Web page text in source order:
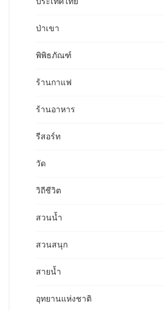
ป่าเขา
พิพิธภัณฑ์
ร้านกาแฟ
ร้านอาหาร
รีสอร์ท
วัด
วิถีชีวิต
สวนน้ำ
สวนสนุก
สายน้ำ
อุทยานแห่งชาติ